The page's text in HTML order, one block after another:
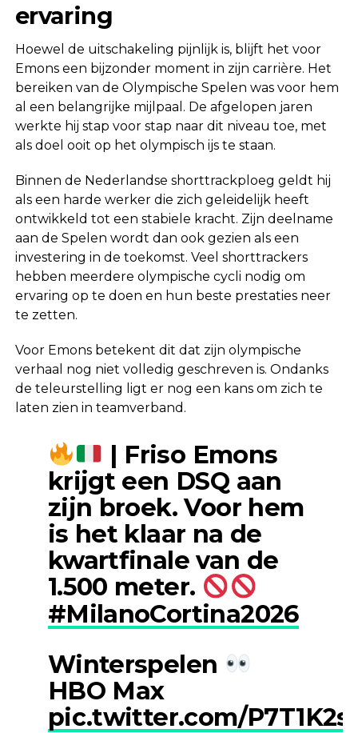
ervaring
Hoewel de uitschakeling pijnlijk is, blijft het voor
Emons een bijzonder moment in zijn carrière. Het
bereiken van de Olympische Spelen was voor hem
al een belangrijke mijlpaal. De afgelopen jaren
werkte hij stap voor stap naar dit niveau toe, met
als doel ooit op het olympisch ijs te staan.
Binnen de Nederlandse shorttrackploeg geldt hij
als een harde werker die zich geleidelijk heeft
ontwikkeld tot een stabiele kracht. Zijn deelname
aan de Spelen wordt dan ook gezien als een
investering in de toekomst. Veel shorttrackers
hebben meerdere olympische cycli nodig om
ervaring op te doen en hun beste prestaties neer
te zetten.
Voor Emons betekent dit dat zijn olympische
verhaal nog niet volledig geschreven is. Ondanks
de teleurstelling ligt er nog een kans om zich te
laten zien in teamverband.
| Friso Emons
krijgt een DSQ aan
zijn broek. Voor hem
is het klaar na de
kwartfinale van de
1.500 meter.
#MilanoCortina2026
Winterspelen
HBO Max
pic.twitter.com/